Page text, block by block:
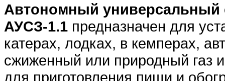
Автономный универсальный
АУСЗ-1.1 предназначен для
катерах, лодках, в кемперах,
сжиженный или природный газ
для приготовления пищи и